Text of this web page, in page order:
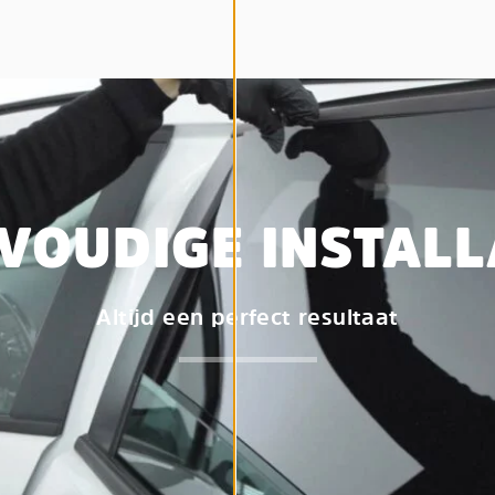
Altijd een perfect resultaat